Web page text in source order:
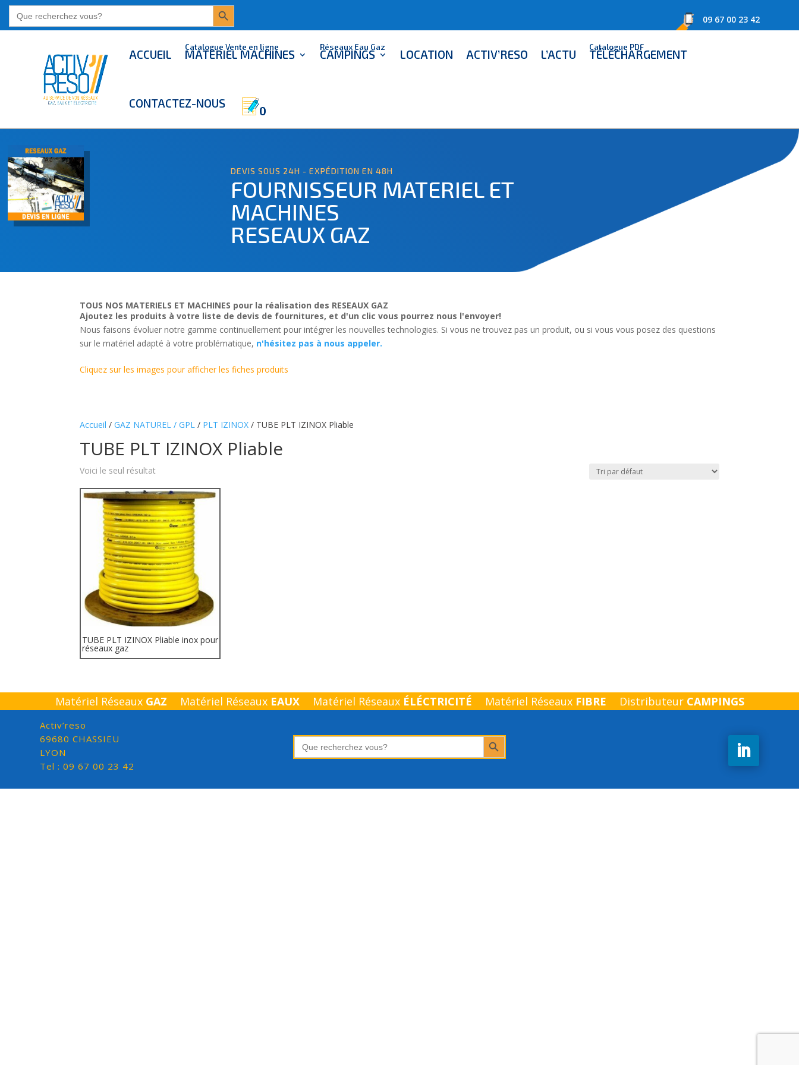
Search
for:
Search Button
09 67 00 23 42
ACCUEIL MATERIEL MACHINES
Catalogue Vente en ligne
CAMPINGS
Réseaux Eau Gaz
LOCATION ACTIV’RESO L’ACTU TÉLÉCHARGEMENT
Catalogue PDF
CONTACTEZ-NOUS
0
DEVIS SOUS 24H - EXPÉDITION EN 48H
FOURNISSEUR MATERIEL ET
MACHINES
RESEAUX GAZ
TOUS NOS MATERIELS ET MACHINES pour la réalisation des RESEAUX GAZ
Ajoutez les produits à votre liste de devis de fournitures, et d'un clic vous pourrez nous l'envoyer!
Nous faisons évoluer notre gamme continuellement pour intégrer les nouvelles technologies. Si vous ne trouvez pas un produit, ou si vous vous posez des questions
sur le matériel adapté à votre problématique, n'hésitez pas à nous appeler.
Cliquez sur les images pour afficher les fiches produits
Accueil /GAZ NATUREL / GPL / PLT IZINOX / TUBE PLT IZINOX Pliable
TUBE PLT IZINOX Pliable
Voici le seul résultat
TUBE PLT IZINOX Pliable inox pour
réseaux gaz
Matériel Réseaux GAZ Matériel Réseaux EAUX Matériel Réseaux ÉLÉCTRICITÉ Matériel Réseaux FIBRE Distributeur CAMPINGS
Activ’reso
69680 CHASSIEU
LYON
Tel : 09 67 00 23 42
Search
for:
Search Button